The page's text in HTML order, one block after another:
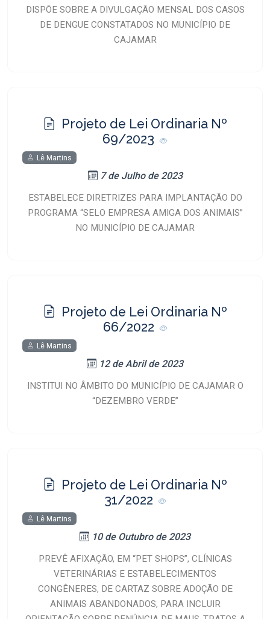
DISPÕE SOBRE A DIVULGAÇÃO MENSAL DOS CASOS
DE DENGUE CONSTATADOS NO MUNICÍPIO DE
CAJAMAR
Projeto de Lei Ordinaria Nº
69/2023
Lê Martins
7 de Julho de 2023
ESTABELECE DIRETRIZES PARA IMPLANTAÇÃO DO
PROGRAMA “SELO EMPRESA AMIGA DOS ANIMAIS”
NO MUNICÍPIO DE CAJAMAR
Projeto de Lei Ordinaria Nº
66/2022
Lê Martins
12 de Abril de 2023
INSTITUI NO ÂMBITO DO MUNICÍPIO DE CAJAMAR O
“DEZEMBRO VERDE”
Projeto de Lei Ordinaria Nº
31/2022
Lê Martins
10 de Outubro de 2023
PREVÊ AFIXAÇÃO, EM “PET SHOPS”, CLÍNICAS
VETERINÁRIAS E ESTABELECIMENTOS
CONGÊNERES, DE CARTAZ SOBRE ADOÇÃO DE
ANIMAIS ABANDONADOS, PARA INCLUIR